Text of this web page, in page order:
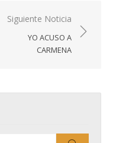
Siguiente Noticia
YO ACUSO A
CARMENA